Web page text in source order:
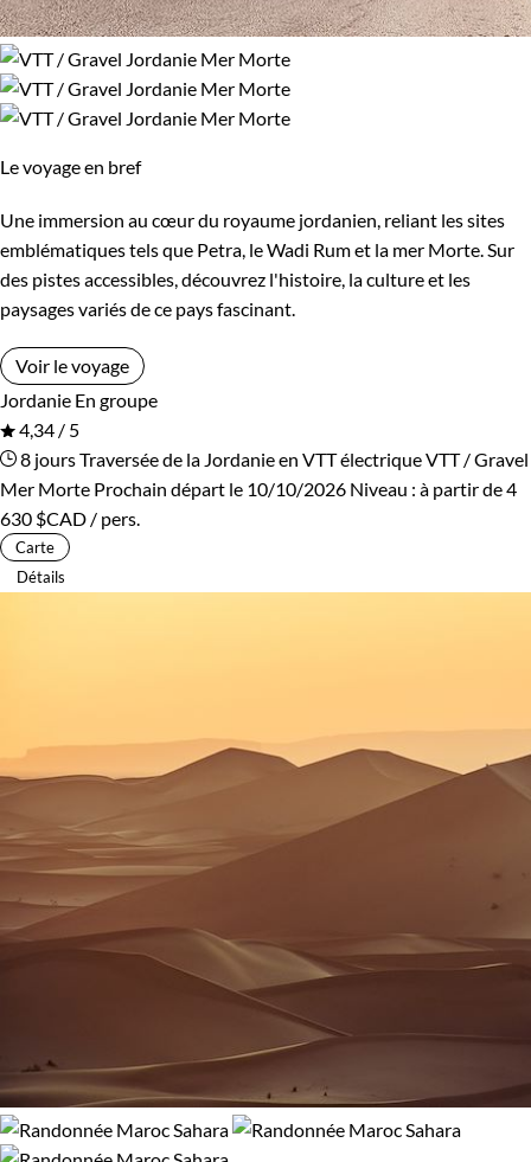
Le voyage en bref
Une immersion au cœur du royaume jordanien, reliant les sites
emblématiques tels que Petra, le Wadi Rum et la mer Morte. Sur
des pistes accessibles, découvrez l'histoire, la culture et les
paysages variés de ce pays fascinant.
Voir le voyage
Jordanie En groupe
4,34 / 5
8 joursTraversée de la Jordanie en VTT électriqueVTT / Gravel
Mer Morte Prochain départ le 10/10/2026 Niveau : à partir de4
630 $CAD / pers.
Carte
Détails